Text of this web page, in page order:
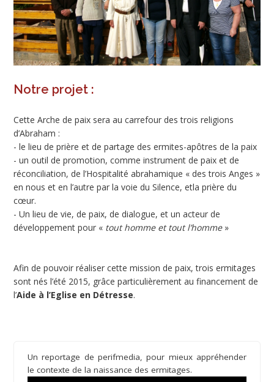
Notre projet :
Cette Arche de paix sera au carrefour des trois religions
d’Abraham :
- le lieu de prière et de partage des ermites-apôtres de la paix
- un outil de promotion, comme instrument de paix et de
réconciliation, de l’Hospitalité abrahamique « des trois Anges »
en nous et en l’autre par la voie du Silence, etla prière du
cœur.
- Un lieu de vie, de paix, de dialogue, et un acteur de
développement pour « tout homme et tout l’homme»
Afin de pouvoir réaliser cette mission de paix, trois ermitages
sont nés l’été 2015, grâce particulièrement au financement de
l’Aide à l’Eglise en Détresse.
Un reportage de perifmedia, pour mieux appréhender
le contexte de la naissance des ermitages.